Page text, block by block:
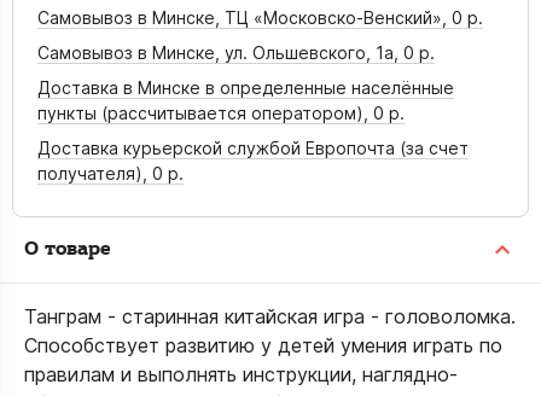
Самовывоз в Минске, ТЦ «Московско-Венский», 0 р.
Самовывоз в Минске, ул. Ольшевского, 1а, 0 р.
Доставка в Минске в определенные населённые
пункты (рассчитывается оператором), 0 р.
Доставка курьерской службой Европочта (за счет
получателя), 0 р.
О товаре
Танграм - старинная китайская игра - головоломка.
Способствует развитию у детей умения играть по
правилам и выполнять инструкции, наглядно-